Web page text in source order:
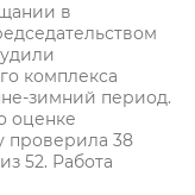
в
комплекса
зимний период.
оценке
проверила 38
52. Работа